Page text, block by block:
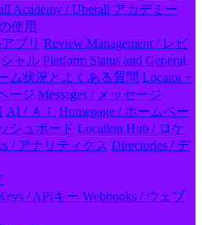
Academy / Uberall アカデミー
使用
プリ Review Management / レビ
ャル Platform Status and General
ム状況とよくある質問 Locator +
ージ Messages / メッセージ
AI / ＡＩ
Homepage / ホームペー
シュボード Location Hub / ロケ
/ アナリティクス Directories / デ
/ APIキー Webhooks / ウェブ